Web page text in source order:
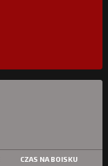
CZAS NA BOISKU